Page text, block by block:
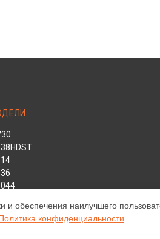
обеспечения наилучшего
конфиденциальности